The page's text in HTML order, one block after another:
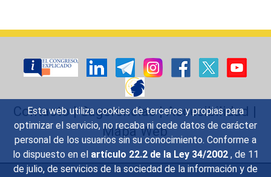
Esta web utiliza cookies de terceros y propias para
optimizar el servicio, no recaba ni cede datos de carácter
personal de los usuarios sin su conocimiento. Conforme a
lo dispuesto en el artículo 22.2 de la Ley 34/2002 , de 11
de julio, de servicios de la sociedad de la información y de
Contacto|Sugerencias|Accesibilidad |
Mapa Web